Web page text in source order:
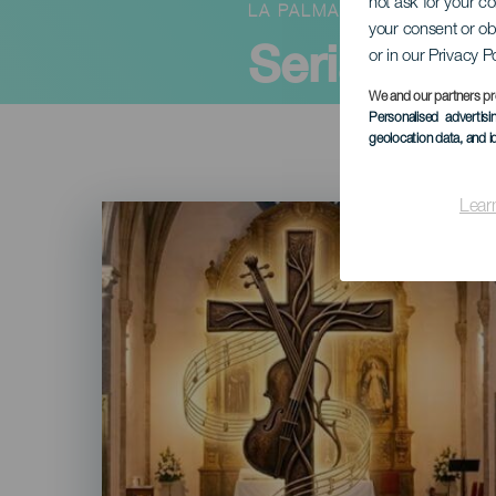
not ask for your
your consent or
or in our Privacy
We and our partners
Personalised
geolocation data, and
Seria
LA PALMA
Imagen
Listado